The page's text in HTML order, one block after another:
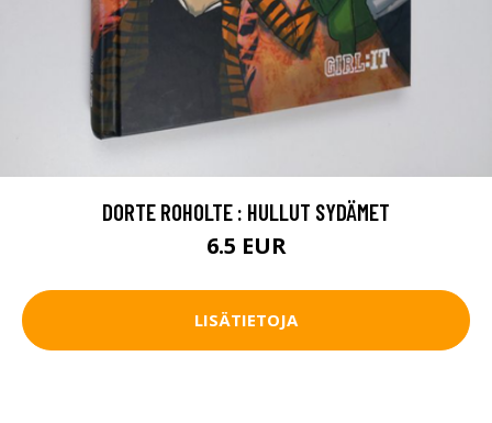
DORTE ROHOLTE : HULLUT SYDÄMET
6.5 EUR
LISÄTIETOJA